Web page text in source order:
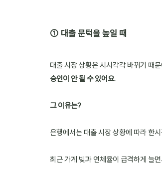
① 대출 문턱을 높일 때
대출 시장 상황은 시시각각 바뀌기 때
승인이 안 될 수 있어요.
그 이유는?
은행에서는 대출 시장 상황에 따라 한
최근 가계 빚과 연체율이 급격하게 늘